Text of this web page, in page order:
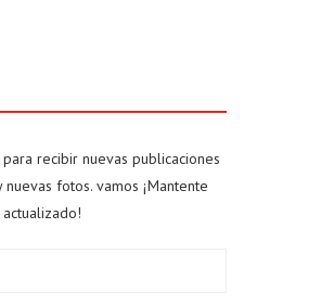
recibir nuevas publicaciones
fotos. vamos ¡Mantente
actualizado!